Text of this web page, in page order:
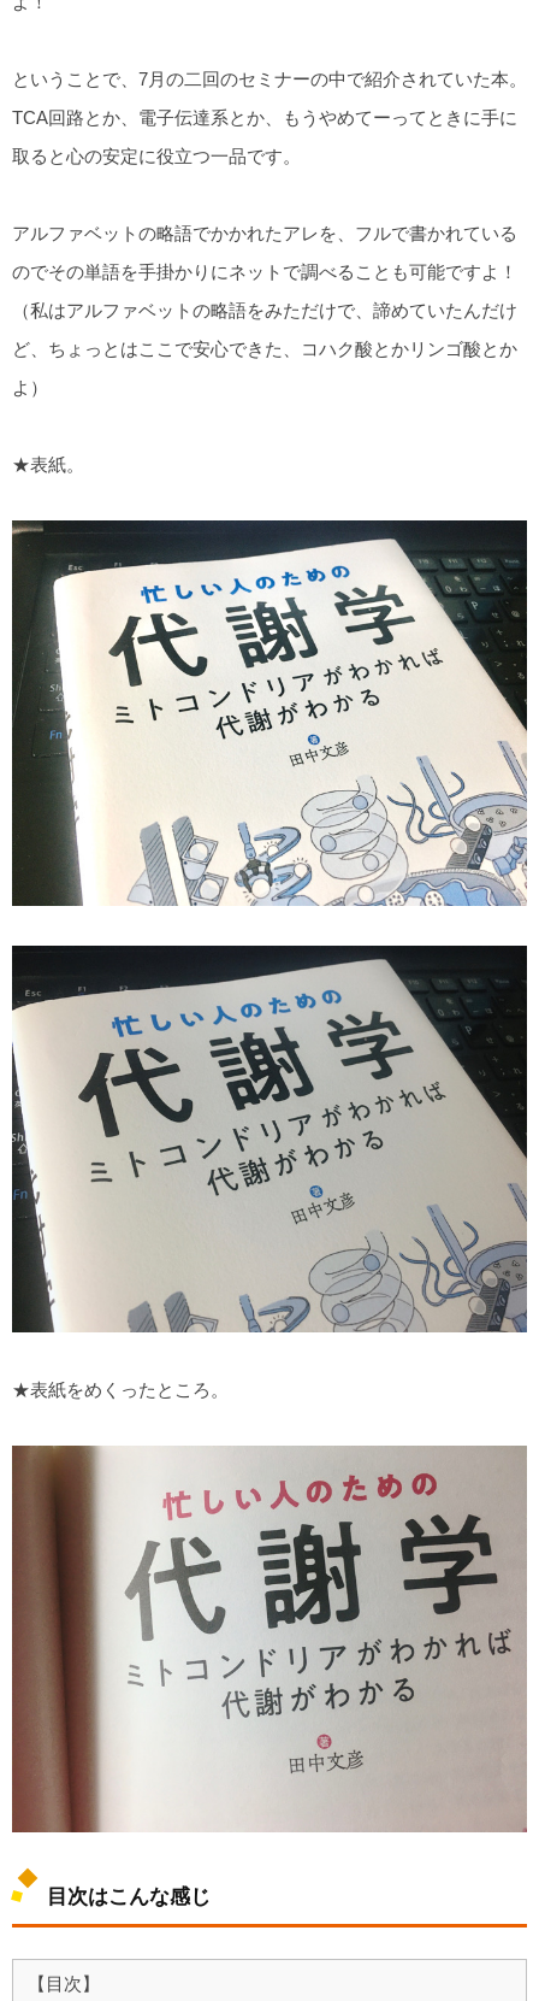
ということで、7月の二回のセミナーの中で紹介されていた本。
TCA回路とか、電子伝達系とか、もうやめてーってときに手に
取ると心の安定に役立つ一品です。
アルファベットの略語でかかれたアレを、フルで書かれている
のでその単語を手掛かりにネットで調べることも可能ですよ！
（私はアルファベットの略語をみただけで、諦めていたんだけ
ど、ちょっとはここで安心できた、コハク酸とかリンゴ酸とか
よ）
★表紙。
★表紙をめくったところ。
目次はこんな感じ
【目次】